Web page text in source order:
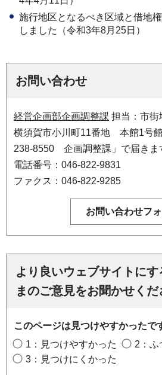
施行地区となるべき区域と借地
しました（令和3年8月25日）
お問い合わせ
経営企画部企画調整課 担当：市街
横須賀市小川町11番地 本館1号
238-8550 企画調整課」で届きま
電話番号：046-822-9831
ファクス：046-822-9285
より良いウェブサイトにす
まのご意見をお聞かせくだ
このページは見つけやすかったで
1：見つけやすかった
2：ふ
3：見つけにくかった